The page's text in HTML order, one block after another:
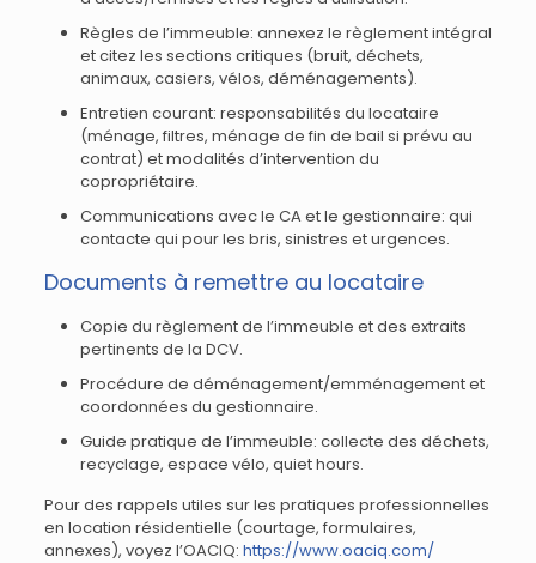
Règles de l’immeuble: annexez le règlement intégral
et citez les sections critiques (bruit, déchets,
animaux, casiers, vélos, déménagements).
Entretien courant: responsabilités du locataire
(ménage, filtres, ménage de fin de bail si prévu au
contrat) et modalités d’intervention du
copropriétaire.
Communications avec le CA et le gestionnaire: qui
contacte qui pour les bris, sinistres et urgences.
Documents à remettre au locataire
Copie du règlement de l’immeuble et des extraits
pertinents de la DCV.
Procédure de déménagement/emménagement et
coordonnées du gestionnaire.
Guide pratique de l’immeuble: collecte des déchets,
recyclage, espace vélo, quiet hours.
Pour des rappels utiles sur les pratiques professionnelles
en location résidentielle (courtage, formulaires,
annexes), voyez l’OACIQ: https://www.oaciq.com/